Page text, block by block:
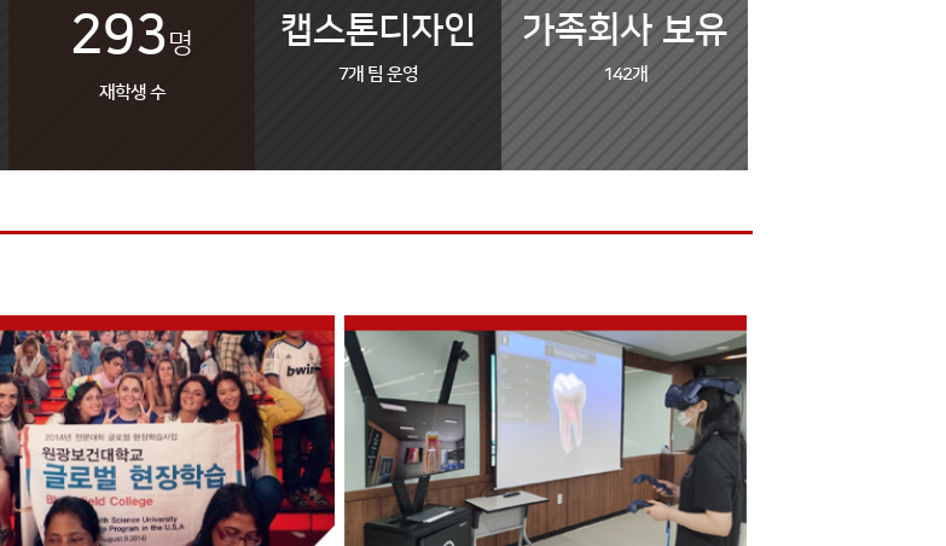
293명
재학생 수
캡스톤디자인
7개 팀 운영
가족회사 보유
142개